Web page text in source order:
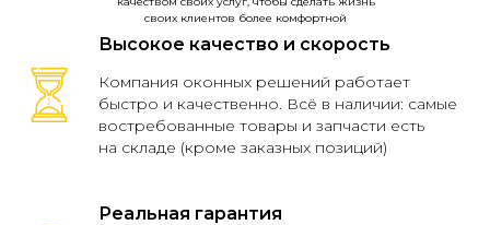
своих клиентов более комфортной
Высокое качество и скорость
Компания оконных решений работает
быстро и качественно. Всё в наличии: самые
востребованные товары и запчасти есть
на складе (кроме заказных позиций)
Реальная гарантия